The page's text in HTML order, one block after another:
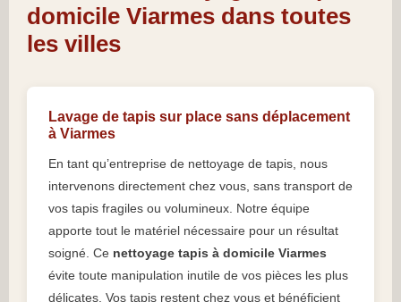
domicile Viarmes dans toutes
les villes
Lavage de tapis sur place sans déplacement
à Viarmes
En tant qu’entreprise de nettoyage de tapis, nous
intervenons directement chez vous, sans transport de
vos tapis fragiles ou volumineux. Notre équipe
apporte tout le matériel nécessaire pour un résultat
soigné. Ce nettoyage tapis à domicile Viarmes
évite toute manipulation inutile de vos pièces les plus
délicates. Vos tapis restent chez vous et bénéficient